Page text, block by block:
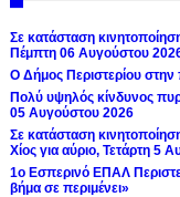
Σε κατάσταση
Πέμπτη 06 Αυγούστου
Ο Δήμος Περιστερίου
Πολύ υψηλός κίνδυνος
05 Αυγούστου 2026
Σε κατάσταση
Χίος για αύριο, Τετάρτη 5
1ο Εσπερινό ΕΠΑΛ
βήμα σε περιμένει»